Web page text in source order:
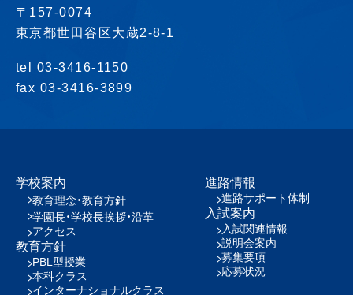
〒157-0074
東京都世田谷区大蔵2-8-1
tel 03-3416-1150
fax 03-3416-3899
学校案内
教育理念・教育方針
学園長・学校長挨拶・沿革
アクセス
教育方針
PBL型授業
本科クラス
インターナショナルクラス
進路情報
進路サポート体制
入試案内
入試関連情報
説明会案内
募集要項
応募状況